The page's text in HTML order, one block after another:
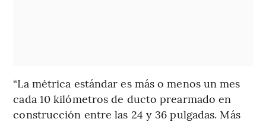
“La métrica estándar es más o menos un mes
cada 10 kilómetros de ducto prearmado en
construcción entre las 24 y 36 pulgadas. Más